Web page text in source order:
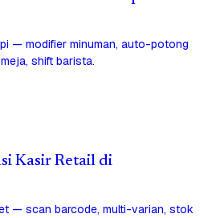
— modifier minuman, auto-potong
shift barista.
Kasir Retail di
— scan barcode, multi-varian, stok